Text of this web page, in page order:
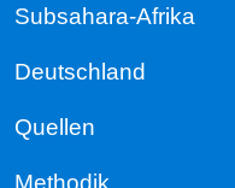
Subsahara-Afrika
Deutschland
Quellen
Methodik